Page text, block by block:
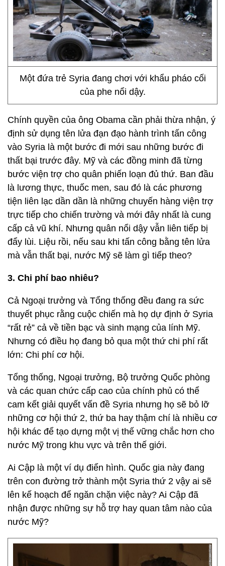
Một đứa trẻ Syria đang chơi với khẩu pháo cối
của phe nổi dậy.
Chính quyền của ông Obama cần phải thừa nhận, ý
định sử dụng tên lửa đạn đạo hành trình tấn công
vào Syria là một bước đi mới sau những bước đi
thất bại trước đây. Mỹ và các đồng minh đã từng
bước viện trợ cho quân phiến loạn đủ thứ. Ban đầu
là lương thực, thuốc men, sau đó là các phương
tiện liên lạc dần dần là những chuyến hàng viện trợ
trực tiếp cho chiến trường và mới đây nhất là cung
cấp cả vũ khí. Nhưng quân nổi dậy vẫn liên tiếp bị
đẩy lùi. Liệu rồi, nếu sau khi tấn công bằng tên lửa
mà vẫn thất bại, nước Mỹ sẽ làm gì tiếp theo?
3. Chi phí bao nhiêu?
Cả Ngoại trưởng và Tổng thống đều đang ra sức
thuyết phục rằng cuộc chiến mà họ dự định ở Syria
“rất rẻ” cả về tiền bạc và sinh mạng của lính Mỹ.
Nhưng có điều họ đang bỏ qua một thứ chi phí rất
lớn: Chi phí cơ hội.
Tổng thống, Ngoại trưởng, Bộ trưởng Quốc phòng
và các quan chức cấp cao của chính phủ có thể
cam kết giải quyết vấn đề Syria nhưng họ sẽ bỏ lỡ
những cơ hội thứ 2, thứ ba hay thậm chí là nhiều cơ
hội khác để tạo dựng một vị thế vững chắc hơn cho
nước Mỹ trong khu vực và trên thế giới.
Ai Cập là một ví dụ điển hình. Quốc gia này đang
trên con đường trở thành một Syria thứ 2 vậy ai sẽ
lên kế hoạch để ngăn chặn việc này? Ai Cập đã
nhận được những sự hỗ trợ hay quan tâm nào của
nước Mỹ?